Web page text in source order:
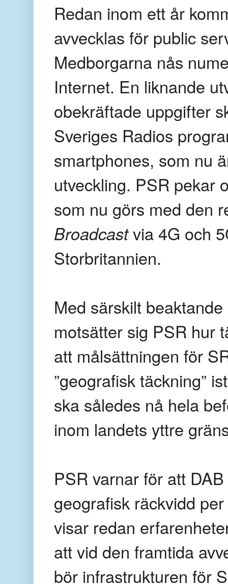
Redan inom ett år
avvecklas för public
Medborgarna nås
Internet. En liknande
obekräftade uppgifter
Sveriges Radios
smartphones, som nu
utveckling. PSR pekar
som nu görs med den
Broadcastvia 4G och
Storbritannien.
Med särskilt
motsätter sig PSR hur
att målsättningen för
”geografisk täckning”
ska således nå hela
inom landets yttre
PSR varnar för att
geografisk räckvidd
visar redan
att vid den framtida
bör infrastrukturen för